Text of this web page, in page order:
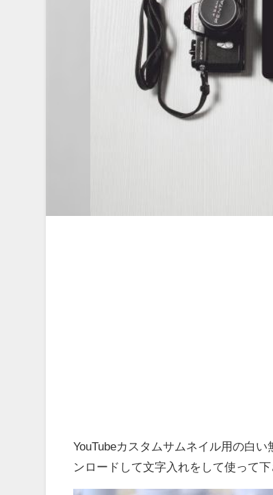
YouTubeカスタムサムネイル用の白
ンロードして文字入れをして使って下